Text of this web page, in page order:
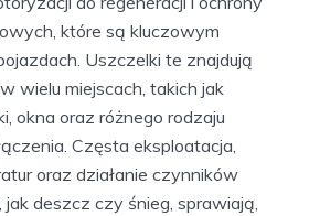
które są kluczowym
Uszczelki te znajdują
wielu miejscach, takich jak
okna oraz różnego rodzaju
Częsta eksploatacja,
oraz działanie czynników
deszcz czy śnieg, sprawiają,